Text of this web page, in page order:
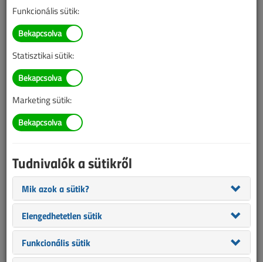
A rendeléshez kérjük, lépjen be!
Illetve, ha még nem tette meg, kérjük, regisztráljon!
Tudnivalók az online lapszámvásárlásról
Van más mód ahhoz, hogy hozzáférjek egy lapszámhoz?
A megvásárolt lapszámot megkapom nyomtatott
formában is?
Meddig érvényes a hozzáférés a megvásárolt
lapszámhoz?
VL előfizetés
Funkcionális sütik:
Statisztikai sütik:
Marketing sütik:
Tudnivalók a sütikről
Mik azok a sütik?
Elengedhetetlen sütik
Funkcionális sütik